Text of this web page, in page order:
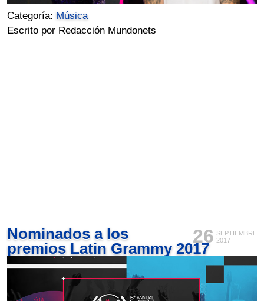
Categoría: Música
Escrito por Redacción Mundonets
26 SEPTIEMBRE
2017
Nominados a los
premios Latin Grammy 2017